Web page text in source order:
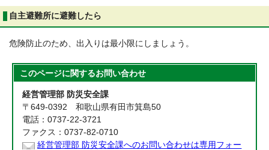
自主避難所に避難したら
危険防止のため、出入りは最小限にしましょう。
このページに関するお問い合わせ
経営管理部 防災安全課
〒649-0392 和歌山県有田市箕島50
電話：0737-22-3721
ファクス：0737-82-0710
経営管理部 防災安全課へのお問い合わせは専用フォー